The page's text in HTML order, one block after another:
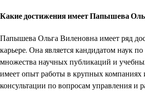
Какие достижения имеет Папышева
Папышева Ольга Виленовна имеет ряд
карьере. Она является кандидатом наук
множества научных публикаций и
имеет опыт работы в крупных компаниях
консультации по вопросам управления и